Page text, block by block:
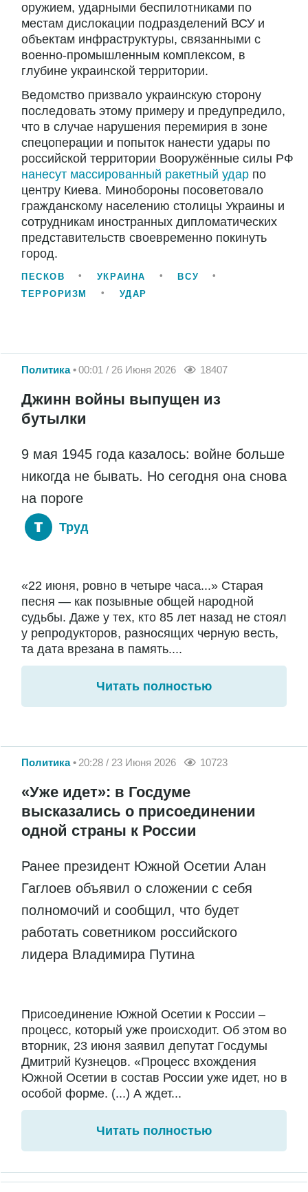
оружием, ударными беспилотниками по
местам дислокации подразделений ВСУ и
объектам инфраструктуры, связанными с
военно-промышленным комплексом, в
глубине украинской территории.
Ведомство призвало украинскую сторону
последовать этому примеру и предупредило,
что в случае нарушения перемирия в зоне
спецоперации и попыток нанести удары по
российской территории Вооружённые силы РФ
нанесут массированный ракетный удар по
центру Киева. Минобороны посоветовало
гражданскому населению столицы Украины и
сотрудникам иностранных дипломатических
представительств своевременно покинуть
город.
ПЕСКОВ УКРАИНА
ВСУ
ТЕРРОРИЗМ
УДАР
Политика 00:01 / 26 Июня 2026 18407
Джинн войны выпущен из
бутылки
9 мая 1945 года казалось: войне больше
никогда не бывать. Но сегодня она снова
на пороге
Труд
«22 июня, ровно в четыре часа...» Старая
песня — как позывные общей народной
судьбы. Даже у тех, кто 85 лет назад не стоял
у репродукторов, разносящих черную весть,
та дата врезана в память....
Читать полностью
Политика 20:28 / 23 Июня 2026 10723
«Уже идет»: в Госдуме
высказались о присоединении
одной страны к России
Ранее президент Южной Осетии Алан
Гаглоев объявил о сложении с себя
полномочий и сообщил, что будет
работать советником российского
лидера Владимира Путина
Присоединение Южной Осетии к России –
процесс, который уже происходит. Об этом во
вторник, 23 июня заявил депутат Госдумы
Дмитрий Кузнецов. «Процесс вхождения
Южной Осетии в состав России уже идет, но в
особой форме. (...) А ждет...
Читать полностью